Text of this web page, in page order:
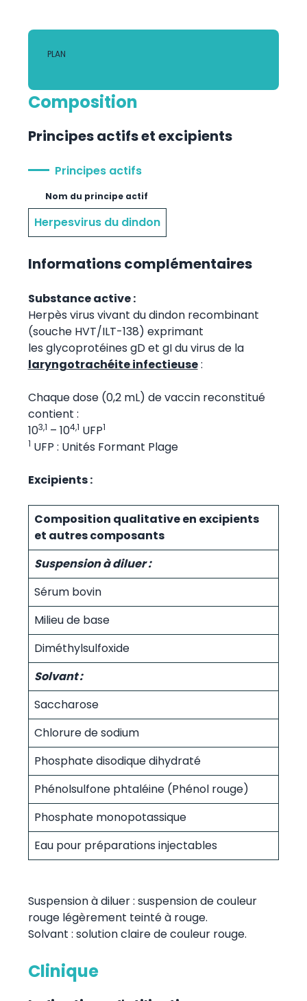
Composition
Principes actifs et excipients
Principes actifs
Nom du principe actif
Herpesvirus du dindon
Informations complémentaires
Substance active :
Herpès virus vivant du dindon recombinant
(souche HVT/ILT-138) exprimant
les glycoprotéines gD et gI du virus de la
laryngotrachéite infectieuse:
Chaque dose (0,2 mL) de vaccin reconstitué
contient :
103,1 – 104,1 UFP1
1 UFP : Unités Formant Plage
Excipients :
Composition qualitative en excipients
et autres composants
Suspension à diluer :
Sérum bovin
Milieu de base
Diméthylsulfoxide
Solvant :
Saccharose
Chlorure de sodium
Phosphate disodique dihydraté
Phénolsulfone phtaléine (Phénol rouge)
Phosphate monopotassique
Eau pour préparations injectables
Suspension à diluer : suspension de couleur
rouge légèrement teinté à rouge.
Solvant : solution claire de couleur rouge.
Clinique
PLAN